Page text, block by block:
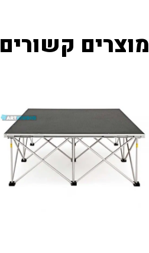
מוצרים קשורים